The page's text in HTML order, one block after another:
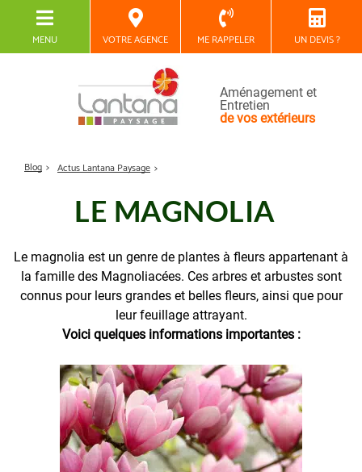
MENU VOTRE AGENCE ME RAPPELER UN DEVIS ?
Aménagement et
Entretien
de vos extérieurs
Blog Actus Lantana Paysage
LE MAGNOLIA
Le magnolia est un genre de plantes à fleurs appartenant à
la famille des Magnoliacées. Ces arbres et arbustes sont
connus pour leurs grandes et belles fleurs, ainsi que pour
leur feuillage attrayant.
Voici quelques informations importantes :